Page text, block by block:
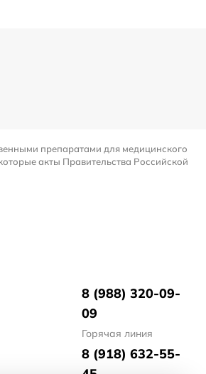
препаратами для медицинского
акты Правительства Российской
8 (988) 320-09-
09
Горячая линия
8 (918) 632-55-